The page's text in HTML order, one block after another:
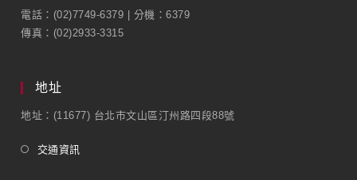
電話：(02)7749-6379 | 分機：6379
傳真：(02)2933-3315
地址
地址：(11677) 台北市文山區汀州路四段88號
交通資訊